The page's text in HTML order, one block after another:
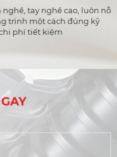
tay nghề cao, luôn nỗ
trình một cách đúng kỹ
phí tiết kiệm